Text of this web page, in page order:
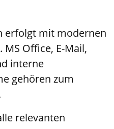
erfolgt mit modernen
Office, E-Mail,
interne
gehören zum
relevanten